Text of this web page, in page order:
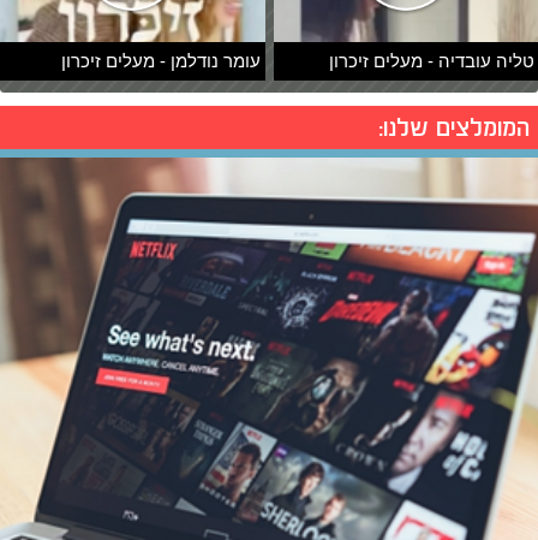
טליה עובדיה - מעלים זיכרון עומר נודלמן - מעלים זיכרון
המומלצים שלנו: